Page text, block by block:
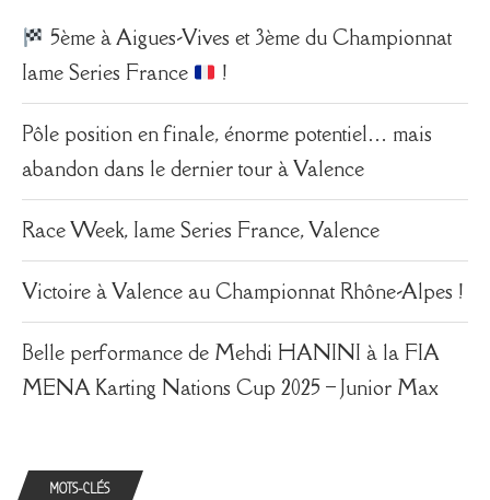
5ème à Aigues-Vives et 3ème du Championnat
Iame Series France
!
Pôle position en finale, énorme potentiel… mais
abandon dans le dernier tour à Valence
Race Week, Iame Series France, Valence
Victoire à Valence au Championnat Rhône-Alpes !
Belle performance de Mehdi HANINI à la FIA
MENA Karting Nations Cup 2025 – Junior Max
MOTS-CLÉS